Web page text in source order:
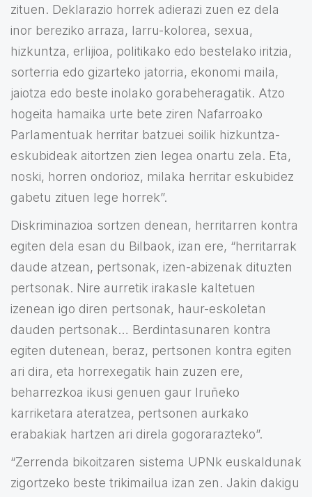
zituen. Deklarazio horrek adierazi zuen ez dela
inor bereziko arraza, larru-kolorea, sexua,
hizkuntza, erlijioa, politikako edo bestelako iritzia,
sorterria edo gizarteko jatorria, ekonomi maila,
jaiotza edo beste inolako gorabeheragatik. Atzo
hogeita hamaika urte bete ziren Nafarroako
Parlamentuak herritar batzuei soilik hizkuntza-
eskubideak aitortzen zien legea onartu zela. Eta,
noski, horren ondorioz, milaka herritar eskubidez
gabetu zituen lege horrek”.
Diskriminazioa sortzen denean, herritarren kontra
egiten dela esan du Bilbaok, izan ere, “herritarrak
daude atzean, pertsonak, izen-abizenak dituzten
pertsonak. Nire aurretik irakasle kaltetuen
izenean igo diren pertsonak, haur-eskoletan
dauden pertsonak… Berdintasunaren kontra
egiten dutenean, beraz, pertsonen kontra egiten
ari dira, eta horrexegatik hain zuzen ere,
beharrezkoa ikusi genuen gaur Iruñeko
karriketara ateratzea, pertsonen aurkako
erabakiak hartzen ari direla gogorarazteko”.
“Zerrenda bikoitzaren sistema UPNk euskaldunak
zigortzeko beste trikimailua izan zen. Jakin dakigu